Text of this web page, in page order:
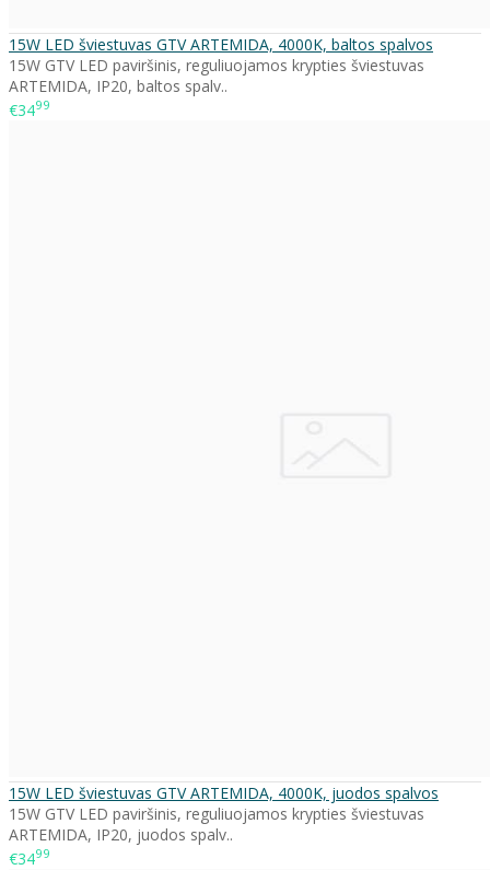
15W LED šviestuvas GTV ARTEMIDA, 4000K, baltos spalvos
15W GTV LED paviršinis, reguliuojamos krypties šviestuvas
ARTEMIDA, IP20, baltos spalv..
€3499
15W LED šviestuvas GTV ARTEMIDA, 4000K, juodos spalvos
15W GTV LED paviršinis, reguliuojamos krypties šviestuvas
ARTEMIDA, IP20, juodos spalv..
€3499